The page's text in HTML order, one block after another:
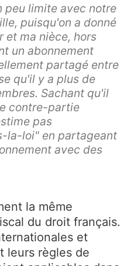
peu limite avec notre
puisqu'on a donné
et ma nièce, hors
un abonnement
partagé entre
qu'il y a plus de
Sachant qu'il
contre-partie
pas
la-loi" en partageant
avec des
la même
du droit français.
et
leurs règles de